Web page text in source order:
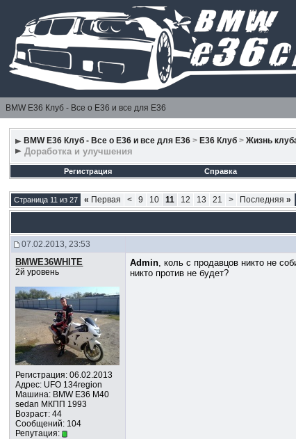
BMW E36 Клуб - Все о Е36 и все для Е36
BMW E36 Клуб - Все о Е36 и все для Е36 > E36 Клуб >Жизнь
Доработка и улучшения
Регистрация Справка
Страница 11 из 27 « Первая < 9 10 11 12 13 21 > Последняя»
07.02.2013, 23:53
BMWE36WHITE
2й уровень
Регистрация: 06.02.2013
Адрес: UFO 134region
Машина: BMW E36 M40
sedan МКПП 1993
Возраст: 44
Сообщений: 104
Репутация:
Admin, коль с продавцов никто не
никто против не будет?